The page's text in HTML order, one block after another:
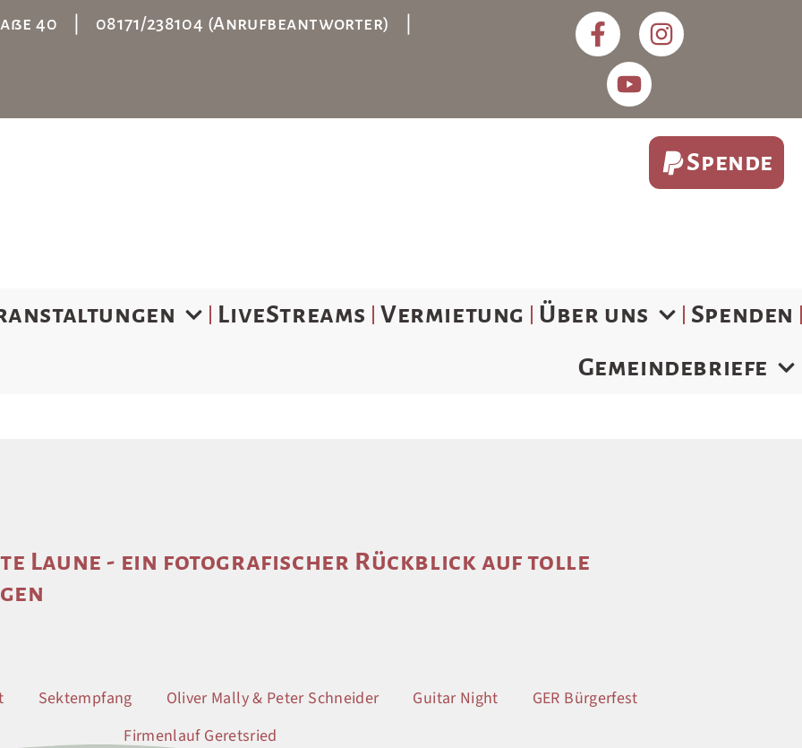
40 | 08171/238104 (Anrufbeantworter) |
Spende
LiveStreams Vermietung Über uns
Spenden
Gemeindebriefe
Laune - ein fotografischer Rückblick auf tolle
Sektempfang Oliver Mally & Peter Schneider Guitar Night
GER Bürgerfest
Firmenlauf Geretsried